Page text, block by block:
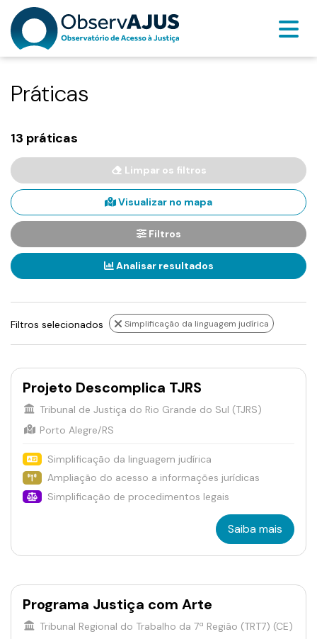
Práticas
13 práticas
Limpar os filtros
Visualizar no mapa
Filtros
Analisar resultados
Filtros selecionados Simplificação da linguagem judírica
Projeto Descomplica TJRS
Tribunal de Justiça do Rio Grande do Sul (TJRS)
Porto Alegre/RS
Simplificação da linguagem judírica
Ampliação do acesso a informações jurídicas
Simplificação de procedimentos legais
Saiba mais
Programa Justiça com Arte
Tribunal Regional do Trabalho da 7ª Região (TRT7) (CE)